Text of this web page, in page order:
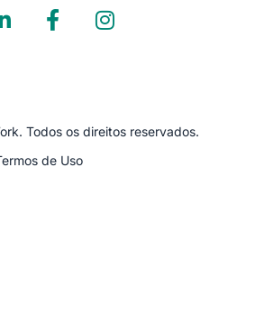
Todos os direitos reservados.
de Uso